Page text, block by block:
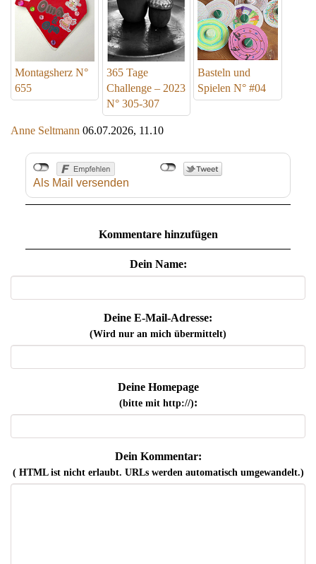
Montagsherz N°
655
365 Tage
Challenge – 2023
N° 305-307
Basteln und
Spielen N° #04
Anne Seltmann 06.07.2026, 11.10
Als Mail versenden
Kommentare hinzufügen
Dein Name:
Deine E-Mail-Adresse:
(Wird nur an mich übermittelt)
Deine Homepage
(bitte mit http://):
Dein Kommentar:
( HTML ist nichterlaubt. URLs werden automatisch umgewandelt.)